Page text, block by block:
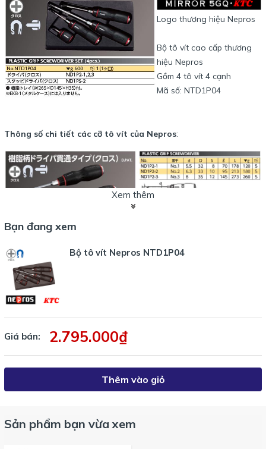
Logo thương hiệu Nepros
Bộ tô vít cao cấp thương
hiệu Nepros
Gồm 4 tô vít 4 cạnh
Mã số: NTD1P04
Thông số chi tiết các cỡ tô vít của Nepros:
Thiết kế sang trọng, chất lượng, đẳng cấp thể hiện thương hiệu
Xem thêm
Bạn đang xem
Bộ tô vít Nepros NTD1P04
Giá bán: 2.795.000₫
Thêm vào giỏ
Sản phẩm bạn vừa xem